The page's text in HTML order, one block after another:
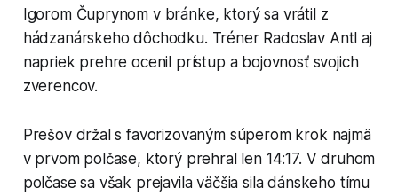
Igorom Čuprynom v bránke, ktorý sa vrátil z
hádzanárskeho dôchodku. Tréner Radoslav Antl aj
napriek prehre ocenil prístup a bojovnosť svojich
zverencov.
Prešov držal s favorizovaným súperom krok najmä
v prvom polčase, ktorý prehral len 14:17. V druhom
polčase sa však prejavila väčšia sila dánskeho tímu